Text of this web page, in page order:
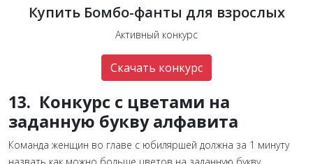
Купить Бомбо-фанты для взрослых
Активный конкурс
Скачать конкурс
13. Конкурс с цветами на
заданную букву алфавита
Команда женщин во главе с юбиляршей должна за 1 минуту